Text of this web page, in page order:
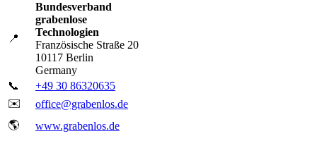
📍
Bundesverband
grabenlose
Technologien
Französische Straße 20
10117 Berlin
Germany
📞
+49 30 86320635
✉️
office@grabenlos.de
🌎
www.grabenlos.de